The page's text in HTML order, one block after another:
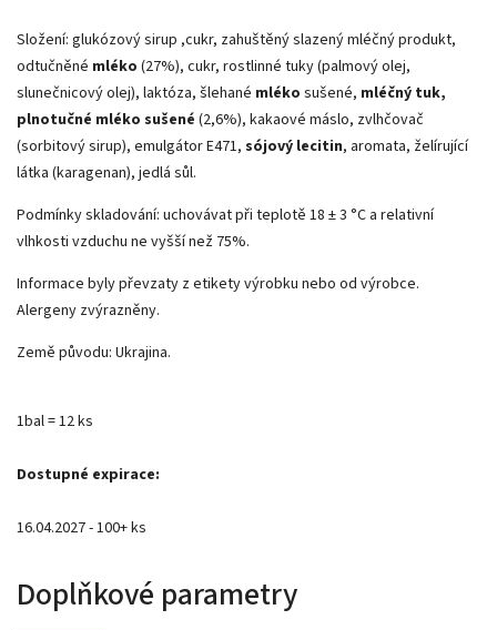
Složení: glukózový sirup ,cukr, zahuštěný slazený mléčný produkt,
odtučněné mléko (27%), cukr, rostlinné tuky (palmový olej,
slunečnicový olej), laktóza, šlehané mléko sušené, mléčný tuk,
plnotučné mléko sušené (2,6%), kakaové máslo, zvlhčovač
(sorbitový sirup), emulgátor E471, sójový lecitin, aromata, želírující
látka (karagenan), jedlá sůl.
Podmínky skladování: uchovávat při teplotě 18 ± 3 °C a relativní
vlhkosti vzduchu ne vyšší než 75%.
Informace byly převzaty z etikety výrobku nebo od výrobce.
Alergeny zvýrazněny.
Země původu: Ukrajina.
1bal = 12 ks
Dostupné expirace:
16.04.2027 - 100+ ks
Doplňkové parametry